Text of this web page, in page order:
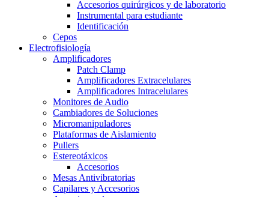
Accesorios quirúrgicos y de laboratorio
Instrumental para estudiante
Identificación
Cepos
Electrofisiología
Amplificadores
Patch Clamp
Amplificadores Extracelulares
Amplificadores Intracelulares
Monitores de Audio
Cambiadores de Soluciones
Micromanipuladores
Plataformas de Aislamiento
Pullers
Estereotáxicos
Accesorios
Mesas Antivibratorias
Capilares y Accesorios